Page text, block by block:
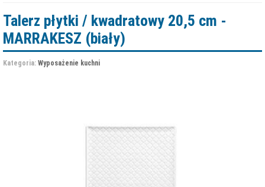
W KINACH
Talerz płytki / kwadratowy 20,5 cm -
MARRAKESZ (biały)
Kategoria: Wyposażenie kuchni